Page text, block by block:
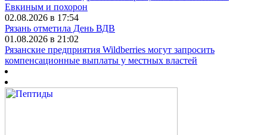
Евкиным и похорон
02.08.2026 в 17:54
Рязань отметила День ВДВ
01.08.2026 в 21:02
Рязанские предприятия Wildberries могут запросить
компенсационные выплаты у местных властей